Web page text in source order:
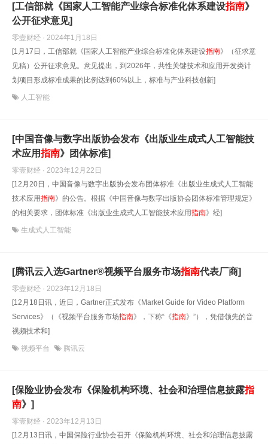
[工信部就《国家人工智能产业综合标准化体系建设指南》
公开征求意见]
零壹财经 · 2024年1月18日
[1月17日，工信部就《国家人工智能产业综合标准化体系建设指南》（征求意
见稿）公开征求意见。意见提出，到2026年，共性关键技术和应用开发类计
划项目形成标准成果的比例达到60%以上，标准与产业科技创新]
人工智能
[中国音像与数字出版协会发布《出版业生成式人工智能技
术应用指南》团体标准]
零壹财经 · 2023年12月22日
[12月20日，中国音像与数字出版协会发布团体标准《出版业生成式人工智能
技术应用指南》的公告。根据《中国音像与数字出版协会团体标准管理规定》
的相关要求，团体标准《出版业生成式人工智能技术应用指南》经]
生成式人工智能
[腾讯云入选Gartner®视频平台服务市场指南代表厂商]
零壹财经 · 2023年12月18日
[12月18日讯，近日，Gartner正式发布《Market Guide for Video Platform
Services》（《视频平台服务市场指南》，下称“《指南》”），凭借领先的音
视频技术和]
视频平台 腾讯云
[保险业协会发布《保险机构环境、社会和治理信息披露指
南》]
零壹财经 · 2023年12月13日
[12月13日讯，中国保险行业协会召开《保险机构环境、社会和治理信息披露